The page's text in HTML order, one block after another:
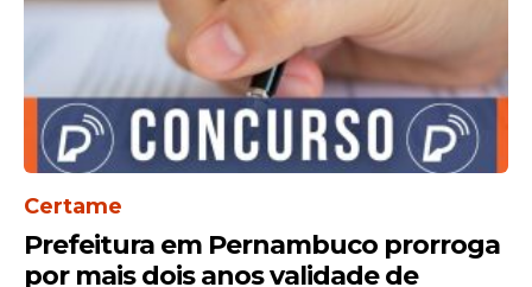
Certame
Prefeitura em Pernambuco prorroga
por mais dois anos validade de